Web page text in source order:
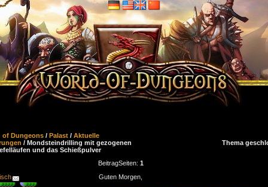
of Dungeons / Palast / Aktuelle
/ Mondsteindrilling mit gezogenen
und das Schießpulver
Thema
BeitragSeiten: 1
Guten Morgen,